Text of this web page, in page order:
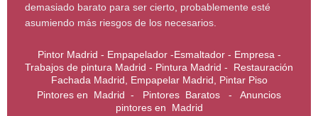
demasiado barato para ser cierto, probablemente esté
asumiendo más riesgos de los necesarios.
Pintor Madrid - Empapelador -Esmaltador - Empresa -
Trabajos de pintura Madrid - Pintura Madrid - Restauración
Fachada Madrid, Empapelar Madrid, Pintar Piso
Pintores en Madrid - Pintores Baratos - Anuncios
pintores en Madrid